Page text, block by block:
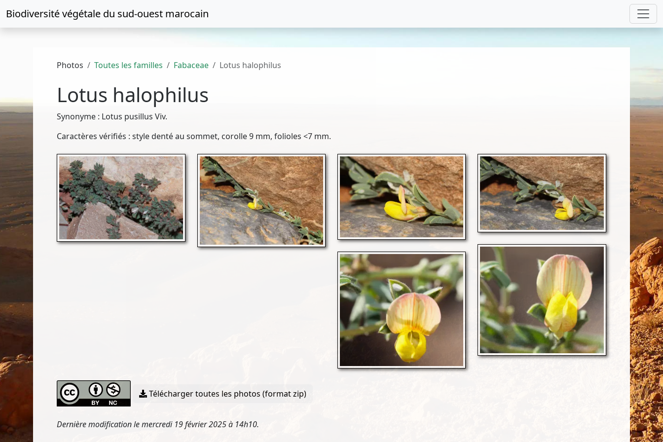
Biodiversité végétale du sud-ouest marocain
Photos Toutes les familles Fabaceae Lotus halophilus
Lotus halophilus
Synonyme : Lotus pusillus Viv.
Caractères vérifiés : style denté au sommet, corolle 9 mm, folioles <7 mm.
Télécharger toutes les photos (format zip)
Dernière modification le mercredi 19 février 2025 à 14h10.